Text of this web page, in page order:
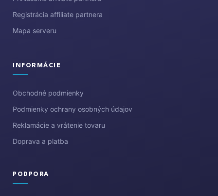
Registrácia affiliate partnera
Mapa serveru
INFORMÁCIE
Obchodné podmienky
Podmienky ochrany osobných údajov
Reklamácie a vrátenie tovaru
Doprava a platba
PODPORA